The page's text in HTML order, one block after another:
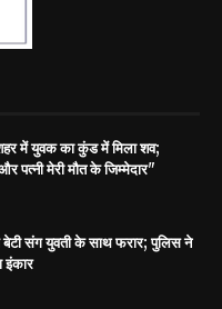
में युवक का कुंड में मिला शव;
पत्नी मेरी मौत के जिम्मेदार"
बेटी संग युवती के साथ फरार; पुलिस ने
इंकार